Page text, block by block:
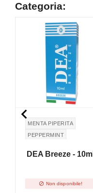
Categoria:
MENTA PIPERITA
PEPPERMINT
DEA Breeze - 10ml
 Non disponibile!
NON DISPONIBILE
